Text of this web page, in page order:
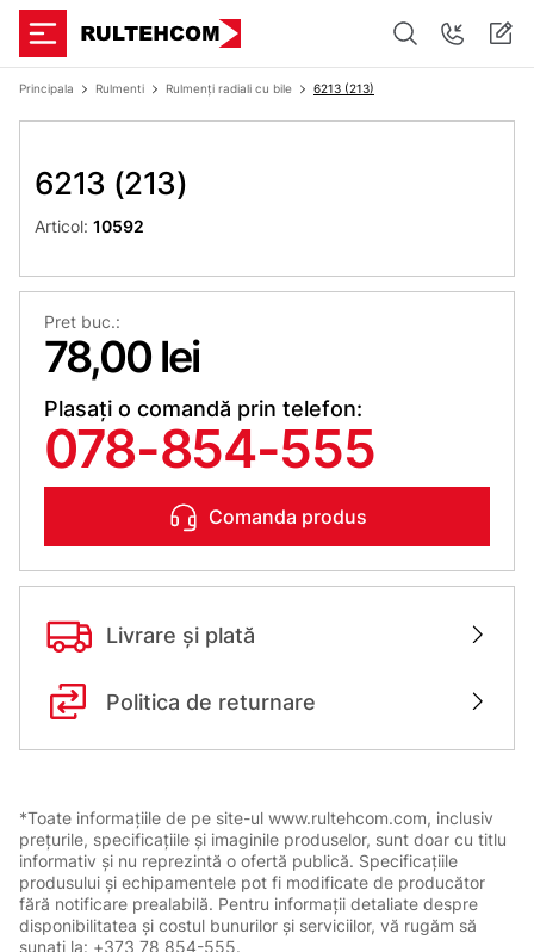
Principala Rulmenti Rulmenți radiali cu bile 6213 (213)
6213 (213)
Articol: 10592
Pret buc.:
78,00 lei
Plasați o comandă prin telefon:
078-854-555
Comanda produs
Livrare și plată
Politica de returnare
*Toate informațiile de pe site-ul www.rultehcom.com, inclusiv
prețurile, specificațiile și imaginile produselor, sunt doar cu titlu
informativ și nu reprezintă o ofertă publică. Specificațiile
produsului și echipamentele pot fi modificate de producător
fără notificare prealabilă. Pentru informații detaliate despre
disponibilitatea și costul bunurilor și serviciilor, vă rugăm să
sunați la: +373 78 854-555.